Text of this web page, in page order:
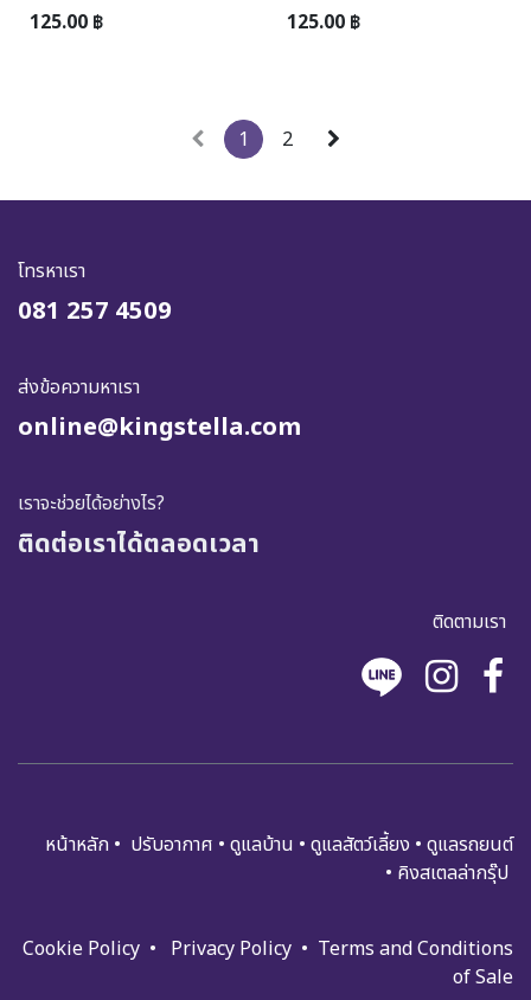
125.00 ฿
125.00฿
1 2
โทรหาเรา
081 257 4509
ส่งข้อความหาเรา
online@kingstella.com
เราจะช่วยได้อย่างไร?
ติดต่อเราได้ตลอดเวลา
ติดตามเรา
หน้าหลัก • ปรับอ​​​​​า​กาศ • ดูแ​​​ล​บ้า​น • ดูแล​สัตว์เลี้ยง • ดูแล​รถย​นต์
• คิงสเตลล่ากรุ๊ป
Cookie Policy • Privacy Policy • Terms and Condi​tions
of Sale